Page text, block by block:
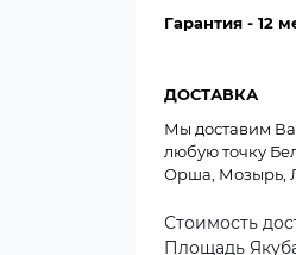
Гарантия - 12
ДОСТАВКА
Мы доставим
любую точку
Орша, Мозырь,
Стоимость
Площадь